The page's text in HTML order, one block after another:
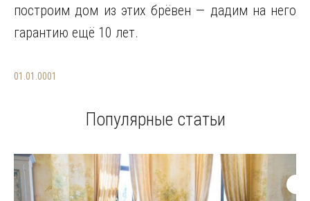
построим дом из этих брёвен — дадим на него
гарантию ещё 10 лет.
01.01.0001
Популярные статьи